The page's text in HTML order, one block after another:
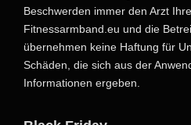
Beschwerden immer den Arzt
Fitnessarmband.eu und die
übernehmen keine Haftung für
Schäden, die sich aus der
Informationen ergeben.